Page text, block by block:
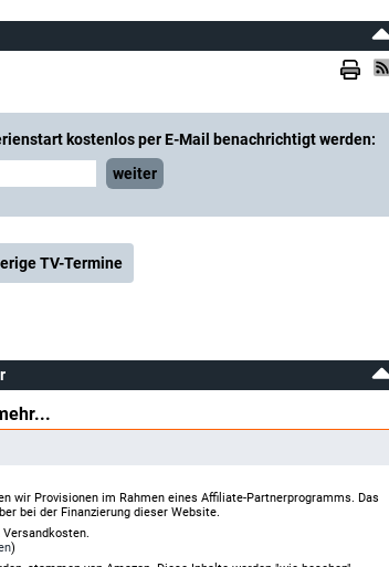
kostenlos per E-Mail benachrichtigt werden:
weiter
TV-Termine
wir Provisionen im Rahmen eines Affiliate-Partnerprogramms. Das
bei der Finanzierung dieser Website.
)